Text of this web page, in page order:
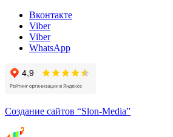
Вконтакте
Viber
Viber
WhatsApp
Создание сайтов “Slon-Media”